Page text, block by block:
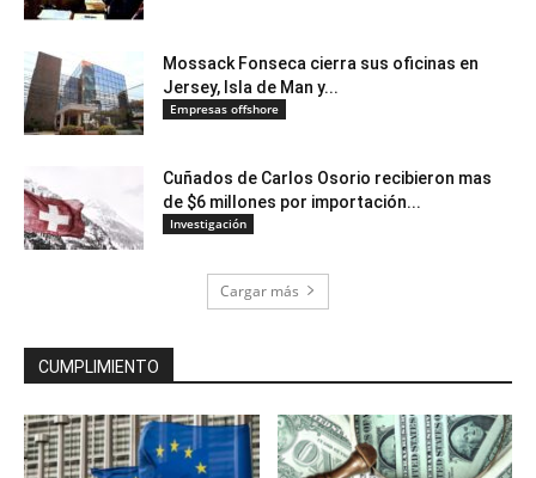
Mossack Fonseca cierra sus oficinas en
Jersey, Isla de Man y...
Empresas offshore
Cuñados de Carlos Osorio recibieron mas
de $6 millones por importación...
Investigación
Cargar más
CUMPLIMIENTO